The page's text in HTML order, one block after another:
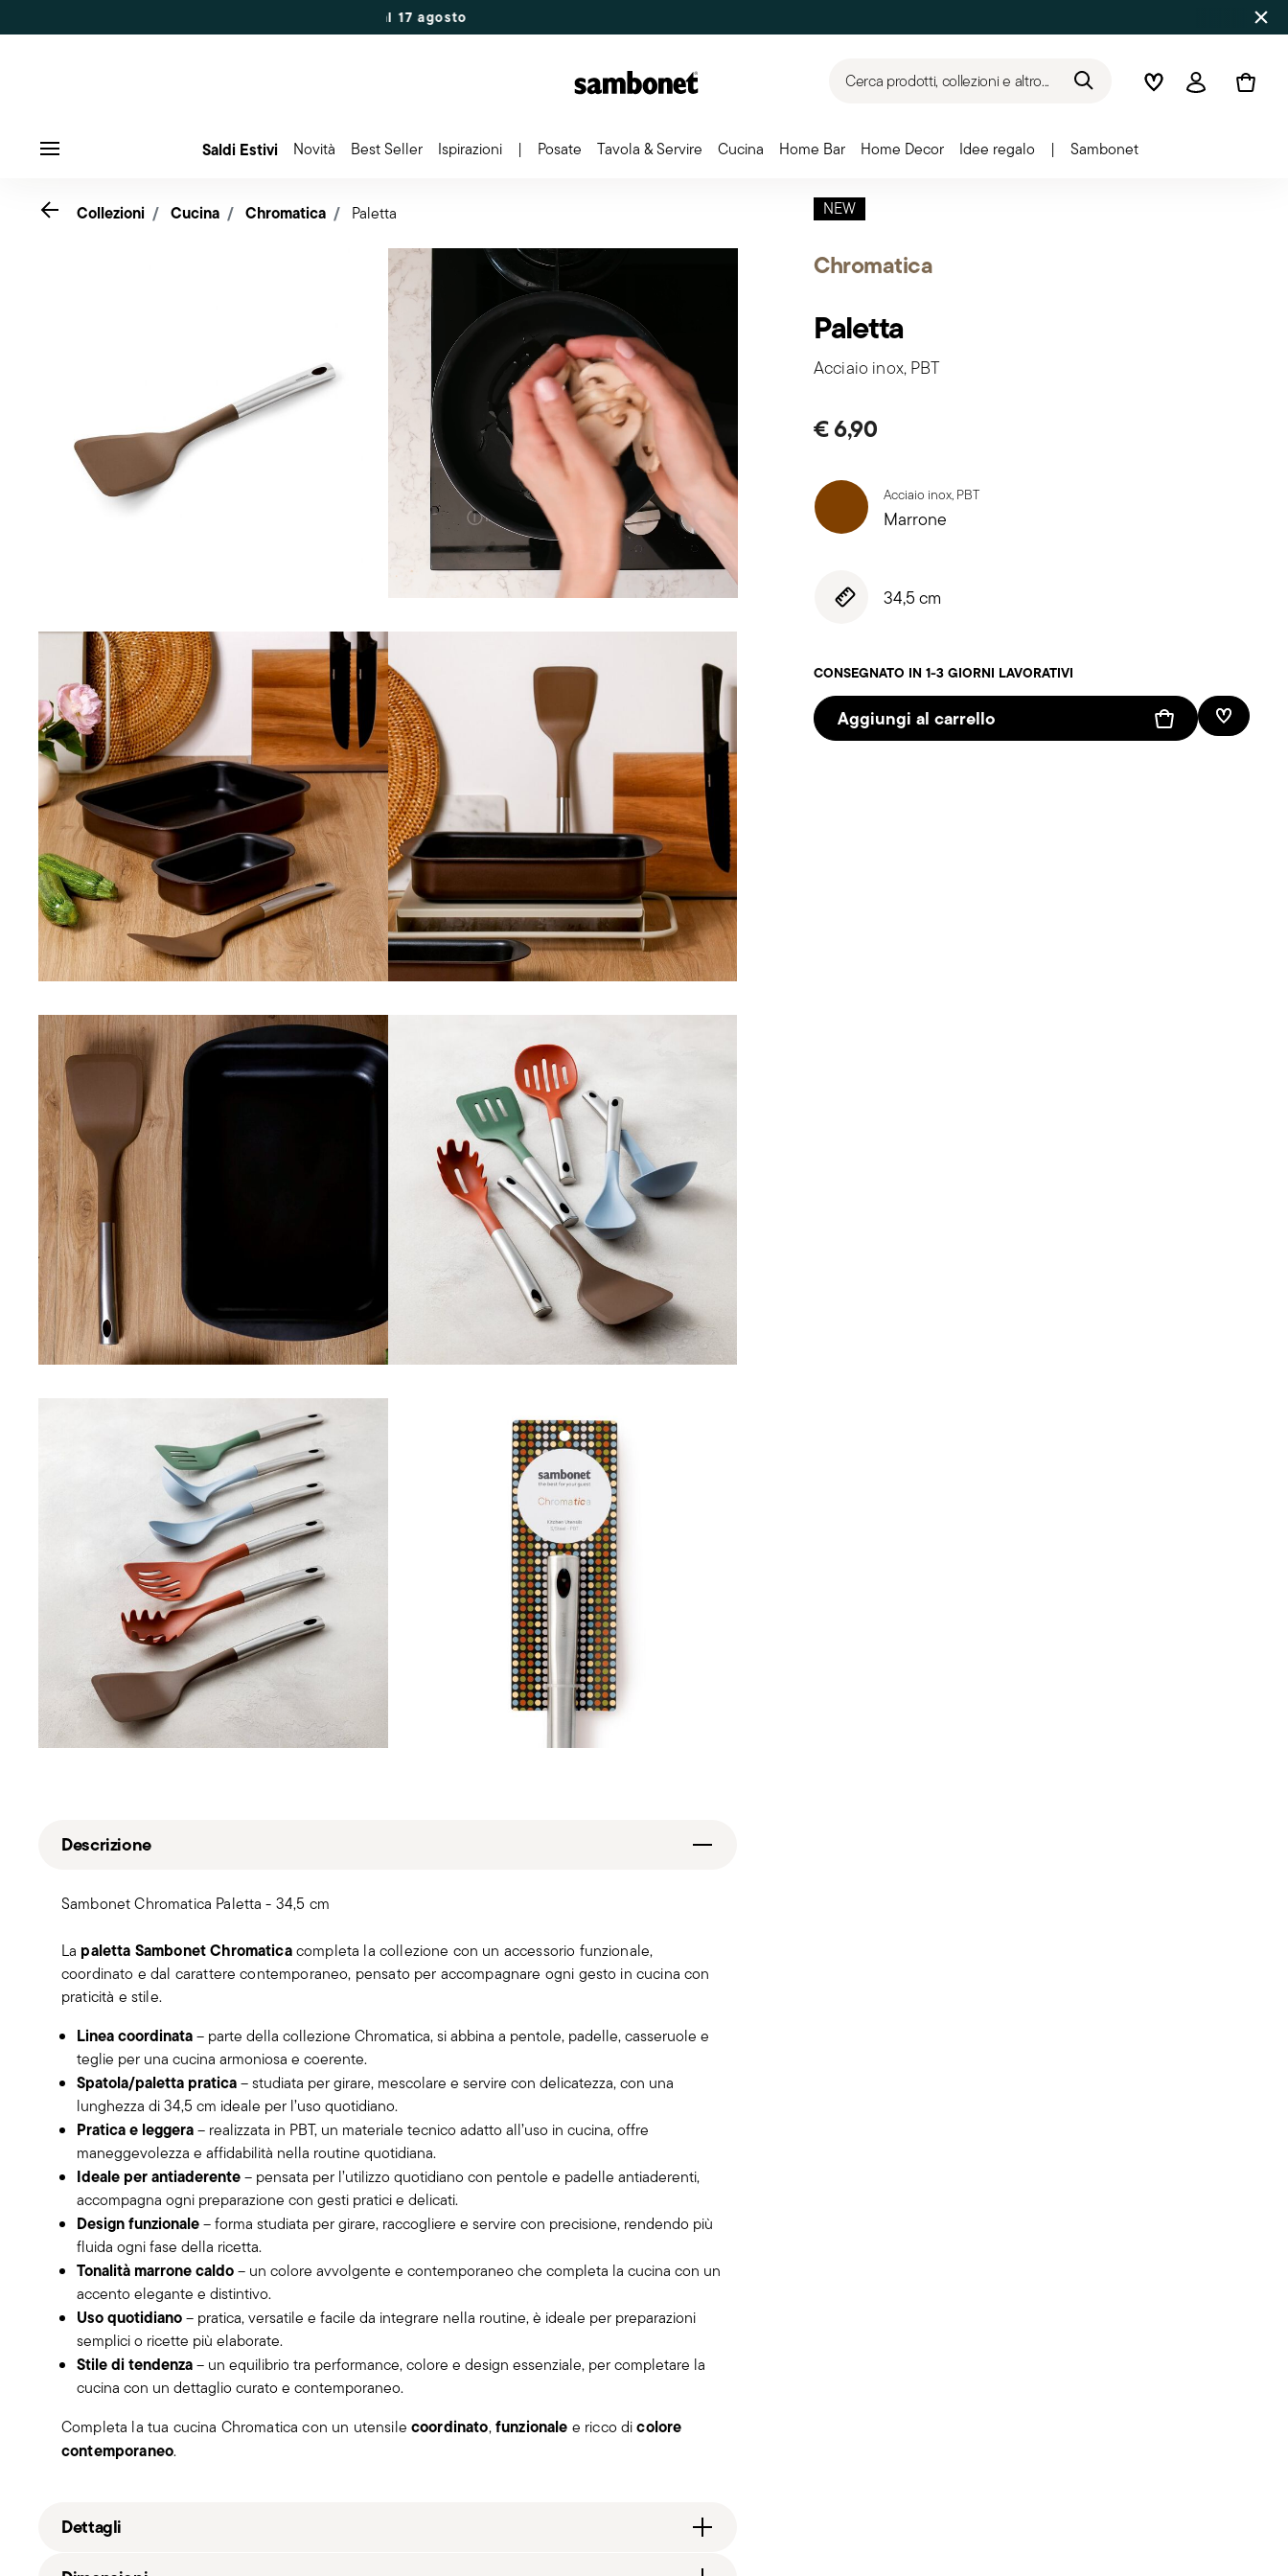
Fino al -50% | Ordini dal 7 al
Cerca prodotti, collezioni e altro... WishlistAccedi
Saldi Estivi Novità Best Seller Ispirazioni | Posate Tavola & Servire Cucina Home Bar Home Decor Idee regalo | Sambonet
NEW
Chromatica
Paletta
Acciaio inox, PBT
€ 6,90
Acciaio inox, PBT
Marrone
34,5 cm
CONSEGNATO IN 1-3 GIORNI LAVORATIVI
Aggiungi al carrello Lista
Go back
Collezioni Cucina Chromatica Paletta
Descrizione
Sambonet Chromatica Paletta - 34,5 cm
La paletta Sambonet Chromaticacompleta la collezione con un accessorio funzionale,
coordinato e dal carattere contemporaneo, pensato per accompagnare ogni gesto in cucina con
praticità e stile.
Linea coordinata– parte della collezione Chromatica, si abbina a pentole, padelle, casseruole e
teglie per una cucina armoniosa e coerente.
Spatola/paletta pratica– studiata per girare, mescolare e servire con delicatezza, con una
lunghezza di 34,5 cm ideale per l’uso quotidiano.
Pratica e leggera– realizzata in PBT, un materiale tecnico adatto all’uso in cucina, offre
maneggevolezza e affidabilità nella routine quotidiana.
Ideale per antiaderente– pensata per l’utilizzo quotidiano con pentole e padelle antiaderenti,
accompagna ogni preparazione con gesti pratici e delicati.
Design funzionale– forma studiata per girare, raccogliere e servire con precisione, rendendo più
fluida ogni fase della ricetta.
Tonalità marrone caldo– un colore avvolgente e contemporaneo che completa la cucina con un
accento elegante e distintivo.
Uso quotidiano– pratica, versatile e facile da integrare nella routine, è ideale per preparazioni
semplici o ricette più elaborate.
Stile di tendenza– un equilibrio tra performance, colore e design essenziale, per completare la
cucina con un dettaglio curato e contemporaneo.
Completa la tua cucina Chromatica con un utensile coordinato,funzionale e ricco dicolore
contemporaneo.
Dettagli